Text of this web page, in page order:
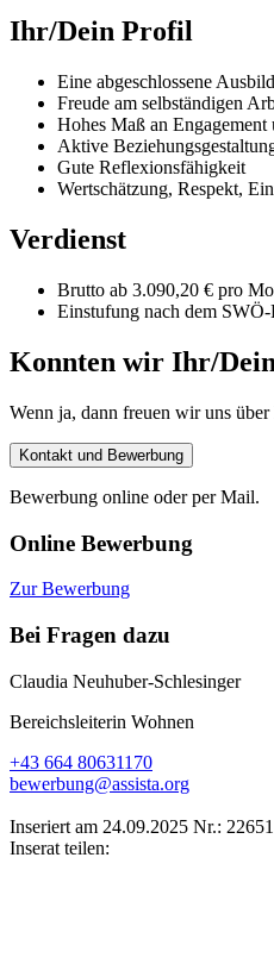
Ihr/Dein Profil
Eine abgeschlossene
Freude am selbständigen
Hohes Maß an
Aktive
Gute Reflexionsfähigkeit
Wertschätzung, Respekt,
Verdienst
Brutto ab 3.090,20 € pro
Einstufung nach dem
Konnten wir Ihr/Dein
Wenn ja, dann freuen wir uns
Kontakt und Bewerbung
Bewerbung online oder per Mail.
Online Bewerbung
Zur Bewerbung
Bei Fragen dazu
Claudia Neuhuber-Schlesinger
Bereichsleiterin Wohnen
+43 664 80631170
bewerbung@assista.org
Inseriert am 24.09.2025 Nr.: 22651
Inserat teilen: